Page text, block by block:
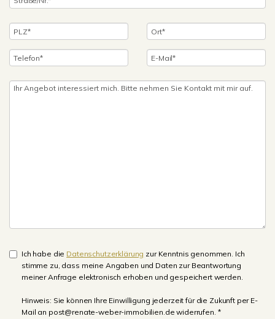
Ich habe die Datenschutzerklärung zur Kenntnis genommen. Ich
stimme zu, dass meine Angaben und Daten zur Beantwortung
meiner Anfrage elektronisch erhoben und gespeichert werden.
Hinweis: Sie können Ihre Einwilligung jederzeit für die Zukunft per E-
Mail an post@renate-weber-immobilien.de widerrufen. *